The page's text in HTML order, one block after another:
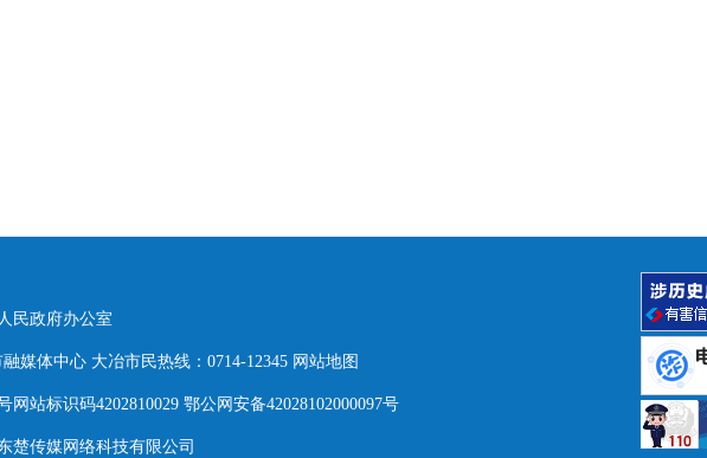
民政府办公室
媒体中心 大冶市民热线：0714-12345 网站地图
网站标识码4202810029 鄂公网安备42028102000097号
楚传媒网络科技有限公司